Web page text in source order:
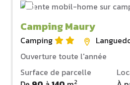
Camping Maury
Camping
Ouverture toute l'année
Surface de parcelle
2